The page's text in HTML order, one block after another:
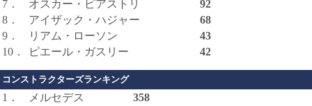
7．
オスカー・ピアストリ
92
8．
アイザック・ハジャー
68
9．
リアム・ローソン
43
10．
ピエール・ガスリー 42
コンストラクターズランキング
1． メルセデス
358